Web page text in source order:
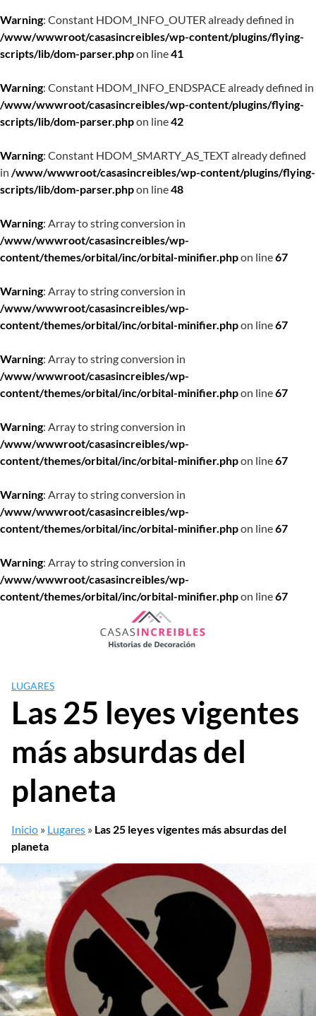
Warning: Constant HDOM_INFO_OUTER already defined in
/www/wwwroot/casasincreibles/wp-content/plugins/flying-
scripts/lib/dom-parser.phpon line41
Warning: Constant HDOM_INFO_ENDSPACE already defined in
/www/wwwroot/casasincreibles/wp-content/plugins/flying-
scripts/lib/dom-parser.phpon line42
Warning: Constant HDOM_SMARTY_AS_TEXT already defined
in /www/wwwroot/casasincreibles/wp-content/plugins/flying-
scripts/lib/dom-parser.phpon line48
Warning: Array to string conversion in
/www/wwwroot/casasincreibles/wp-
content/themes/orbital/inc/orbital-minifier.phpon line67
Warning: Array to string conversion in
/www/wwwroot/casasincreibles/wp-
content/themes/orbital/inc/orbital-minifier.phpon line67
Warning: Array to string conversion in
/www/wwwroot/casasincreibles/wp-
content/themes/orbital/inc/orbital-minifier.phpon line67
Warning: Array to string conversion in
/www/wwwroot/casasincreibles/wp-
content/themes/orbital/inc/orbital-minifier.phpon line67
Warning: Array to string conversion in
/www/wwwroot/casasincreibles/wp-
content/themes/orbital/inc/orbital-minifier.phpon line67
Warning: Array to string conversion in
/www/wwwroot/casasincreibles/wp-
content/themes/orbital/inc/orbital-minifier.phpon line67
LUGARES
Las 25 leyes vigentes
más absurdas del
planeta
Inicio » Lugares » Las 25 leyes vigentes más absurdas del
planeta